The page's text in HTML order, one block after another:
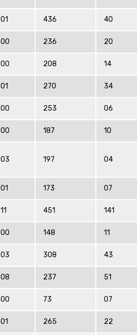
01 436 40
00 236 20
00 208 14
01 270 34
00 253 06
00 187 10
03 197 04
01 173 07
11 451 141
00 148 11
03 308 43
08 237 51
00 73 07
01 265 22